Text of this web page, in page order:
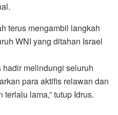
terus mengambil langkah
WNI yang ditahan Israel
hadir melindungi seluruh
para aktifis relawan dan
lama,” tutup Idrus.